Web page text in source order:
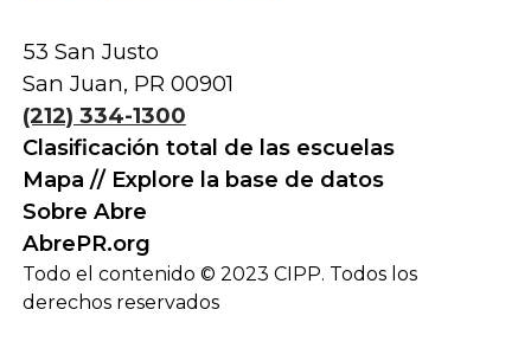
53 San Justo
San Juan, PR 00901
(212) 334-1300
Clasificación total de las escuelas
Mapa // Explore la base de datos
Sobre Abre
AbrePR.org
Todo el contenido © 2023 CIPP. Todos los
derechos reservados